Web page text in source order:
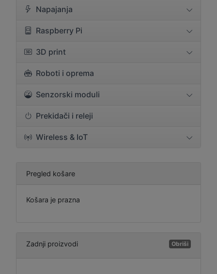
Napajanja
Raspberry Pi
3D print
Roboti i oprema
Senzorski moduli
Prekidači i releji
Wireless & IoT
Pregled košare
Košara je prazna
Zadnji proizvodi Obriši